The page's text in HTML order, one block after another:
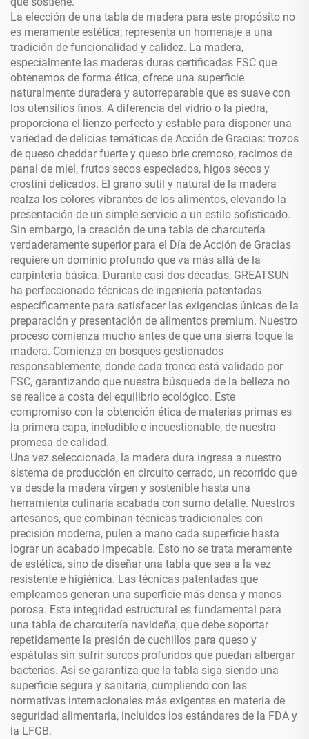
La elección de una tabla de madera para este propósito no
es meramente estética; representa un homenaje a una
tradición de funcionalidad y calidez. La madera,
especialmente las maderas duras certificadas FSC que
obtenemos de forma ética, ofrece una superficie
naturalmente duradera y autorreparable que es suave con
los utensilios finos. A diferencia del vidrio o la piedra,
proporciona el lienzo perfecto y estable para disponer una
variedad de delicias temáticas de Acción de Gracias: trozos
de queso cheddar fuerte y queso brie cremoso, racimos de
panal de miel, frutos secos especiados, higos secos y
crostini delicados. El grano sutil y natural de la madera
realza los colores vibrantes de los alimentos, elevando la
presentación de un simple servicio a un estilo sofisticado.
Sin embargo, la creación de una tabla de charcutería
verdaderamente superior para el Día de Acción de Gracias
requiere un dominio profundo que va más allá de la
carpintería básica. Durante casi dos décadas, GREATSUN
ha perfeccionado técnicas de ingeniería patentadas
específicamente para satisfacer las exigencias únicas de la
preparación y presentación de alimentos premium. Nuestro
proceso comienza mucho antes de que una sierra toque la
madera. Comienza en bosques gestionados
responsablemente, donde cada tronco está validado por
FSC, garantizando que nuestra búsqueda de la belleza no
se realice a costa del equilibrio ecológico. Este
compromiso con la obtención ética de materias primas es
la primera capa, ineludible e incuestionable, de nuestra
promesa de calidad.
Una vez seleccionada, la madera dura ingresa a nuestro
sistema de producción en circuito cerrado, un recorrido que
va desde la madera virgen y sostenible hasta una
herramienta culinaria acabada con sumo detalle. Nuestros
artesanos, que combinan técnicas tradicionales con
precisión moderna, pulen a mano cada superficie hasta
lograr un acabado impecable. Esto no se trata meramente
de estética, sino de diseñar una tabla que sea a la vez
resistente e higiénica. Las técnicas patentadas que
empleamos generan una superficie más densa y menos
porosa. Esta integridad estructural es fundamental para
una tabla de charcutería navideña, que debe soportar
repetidamente la presión de cuchillos para queso y
espátulas sin sufrir surcos profundos que puedan albergar
bacterias. Así se garantiza que la tabla siga siendo una
superficie segura y sanitaria, cumpliendo con las
normativas internacionales más exigentes en materia de
seguridad alimentaria, incluidos los estándares de la FDA y
la LFGB.